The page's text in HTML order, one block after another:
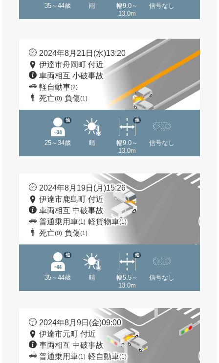
35～44歳 雨
幅9.0～
13.0m
信号なし
2024年8月21日(水)13:20
伊達市舟岡町 付近
車両相互 小破事故
軽自動車(2)
死亡(0) 負傷(1)
25～34歳
他
晴
幅9.0～
13.0m
他
信号なし
2024年8月19日(月)15:26
伊達市鹿島町 付近
車両相互 中破事故
普通乗用車(1) 軽貨物車(1)
死亡(0) 負傷(1)
35～44歳
他
晴
幅5.5～
13.0m
他
信号なし
2024年8月9日(金)09:00
伊達市元町 付近
車両相互 中破事故
普通乗用車(1) 軽自動車(1)